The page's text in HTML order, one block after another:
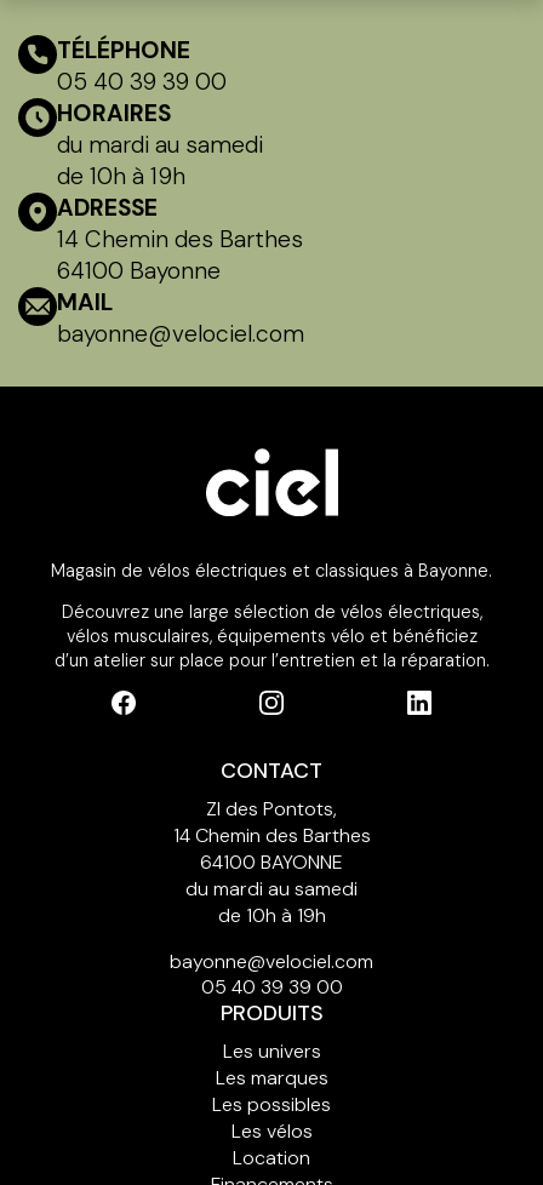
TÉLÉPHONE
05 40 39 39 00
HORAIRES
du mardi au samedi
de 10h à 19h
ADRESSE
14 Chemin des Barthes
64100 Bayonne
MAIL
bayonne@velociel.com
Magasin de vélos électriques et classiques à Bayonne.
Découvrez une large sélection de vélos électriques,
vélos musculaires, équipements vélo et bénéficiez
d’un atelier sur place pour l’entretien et la réparation.
CONTACT
ZI des Pontots,
14 Chemin des Barthes
64100 BAYONNE
du mardi au samedi
de 10h à 19h
bayonne@velociel.com
05 40 39 39 00
PRODUITS
Les univers
Les marques
Les possibles
Les vélos
Location